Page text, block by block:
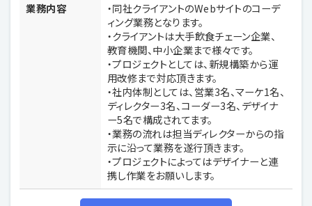
業務内容
・同社クライアントのWebサイトのコーデ
ィング業務となります。
・クライアントは大手飲食チェーン企業、
教育機関、中小企業まで様々です。
・プロジェクトとしては、新規構築から運
用改修まで対応頂きます。
・社内体制としては、営業3名、マーケ1名、
ディレクター3名、コーダー3名、デザイナ
ー5名で構成されてます。
・業務の流れは担当ディレクターからの指
示に沿って業務を遂行頂きます。
・プロジェクトによってはデザイナーと連
携し作業をお願いします。